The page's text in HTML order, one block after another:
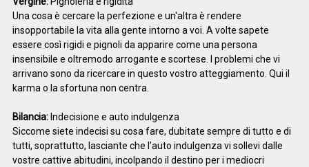
Una cosa è cercare la perfezione e un'altra è rendere
insopportabile la vita alla gente intorno a voi. A volte sapete
essere così rigidi e pignoli da apparire come una persona
insensibile e oltremodo arrogante e scortese. I problemi che vi
arrivano sono da ricercare in questo vostro atteggiamento. Qui il
karma o la sfortuna non centra.
Bilancia:Indecisione e auto indulgenza
Siccome siete indecisi su cosa fare, dubitate sempre di tutto e di
tutti, soprattutto, lasciante che l'auto indulgenza vi sollevi dalle
vostre cattive abitudini, incolpando il destino per i mediocri